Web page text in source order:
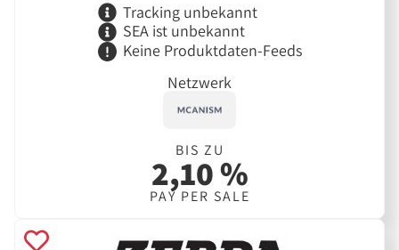
Tracking unbekannt
SEA ist unbekannt
Keine Produktdaten-Feeds
Netzwerk
BIS ZU
2,10 %
PAY PER SALE